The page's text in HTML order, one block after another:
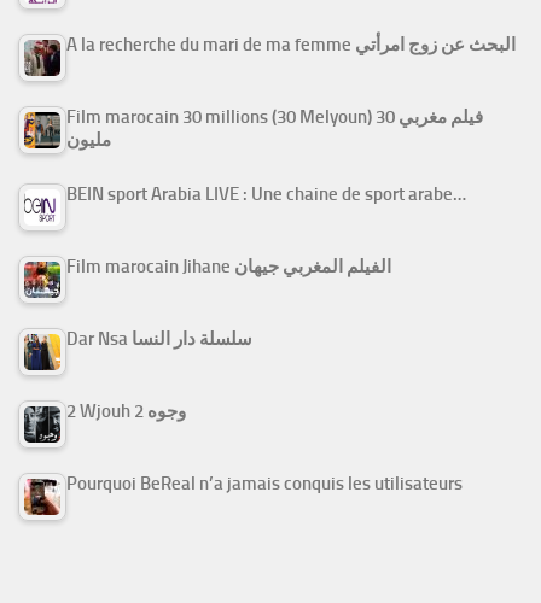
A la recherche du mari de ma femme البحث عن زوج امرأتي
Film marocain 30 millions (30 Melyoun) فيلم مغربي 30
مليون
BEIN sport Arabia LIVE : Une chaine de sport arabe…
Film marocain Jihane الفيلم المغربي جيهان
Dar Nsa سلسلة دار النسا
2 Wjouh 2 وجوه
Pourquoi BeReal n’a jamais conquis les utilisateurs